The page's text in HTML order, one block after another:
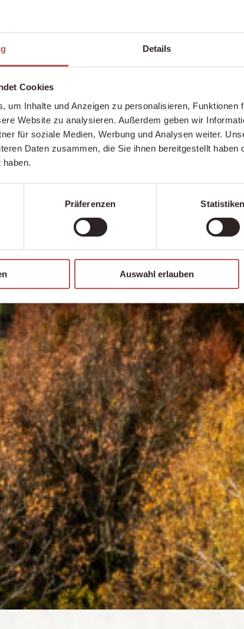
Details
Cookies
um Inhalte und Anzeigen zu personalisieren, Funktionen
Website zu analysieren. Außerdem geben wir
für soziale Medien, Werbung und Analysen weiter.
Daten zusammen, die Sie ihnen bereitgestellt
Präferenzen Statistiken
Auswahl erlauben